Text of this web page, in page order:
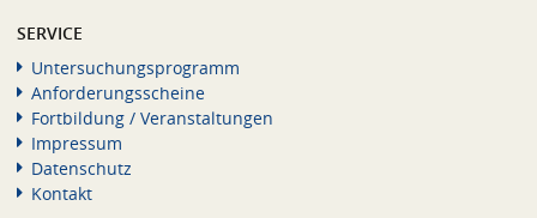
SERVICE
Untersuchungsprogramm
Anforderungsscheine
Fortbildung / Veranstaltungen
Impressum
Datenschutz
Kontakt